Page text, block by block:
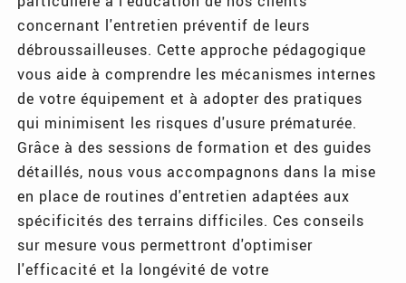
concernant l'entretien préventif de leurs
débroussailleuses. Cette approche pédagogique
vous aide à comprendre les mécanismes internes
de votre équipement et à adopter des pratiques
qui minimisent les risques d'usure prématurée.
Grâce à des sessions de formation et des guides
détaillés, nous vous accompagnons dans la mise
en place de routines d'entretien adaptées aux
spécificités des terrains difficiles. Ces conseils
sur mesure vous permettront d'optimiser
l'efficacité et la longévité de votre